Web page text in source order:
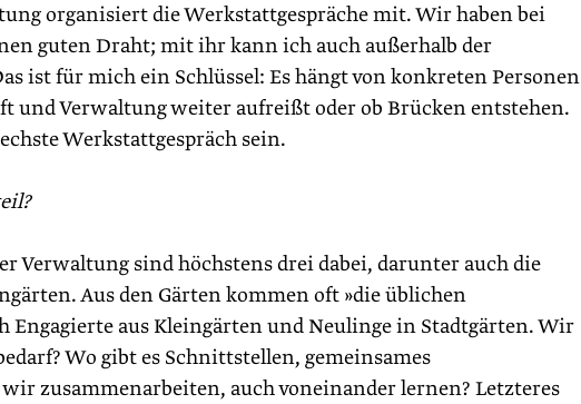
organisiert die Werkstattgespräche mit. Wir haben bei
guten Draht; mit ihr kann ich auch außerhalb der
ist für mich ein Schlüssel: Es hängt von konkreten Personen
und Verwaltung weiter aufreißt oder ob Brücken entstehen.
Werkstattgespräch sein.
Verwaltung sind höchstens drei dabei, darunter auch die
Aus den Gärten kommen oft »die üblichen
Engagierte aus Kleingärten und Neulinge in Stadtgärten. Wir
Wo gibt es Schnittstellen, gemeinsames
zusammenarbeiten, auch voneinander lernen? Letzteres